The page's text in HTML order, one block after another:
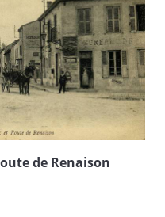
de Renaison